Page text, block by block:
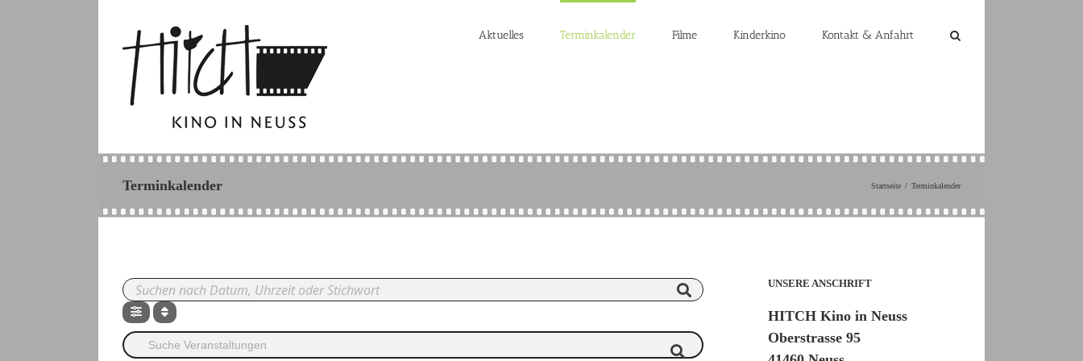
Aktuelles Terminkalender Filme Kinderkino Kontakt & Anfahrt
Terminkalender Startseite Terminkalender
Suche Veranstaltungen
UNSERE ANSCHRIFT
HITCH Kino in Neuss
Oberstrasse 95